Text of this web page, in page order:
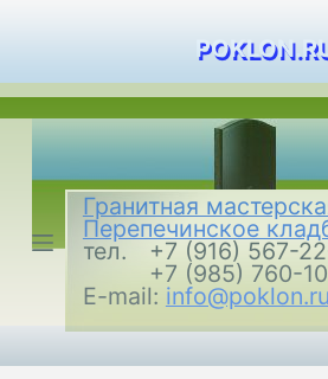
р
е
т
к
и
Гранитная
Перепечинское
тел. +7 (916) 567-
+7 (985) 760-
E-mail: info@poklon.ru